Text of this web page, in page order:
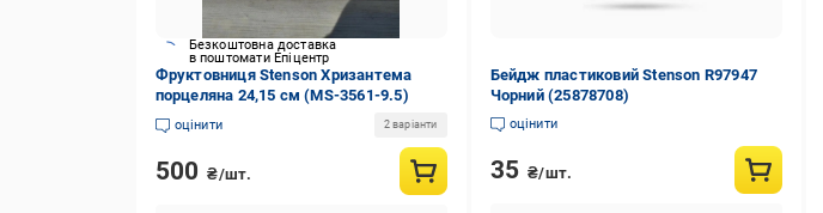
Безкоштовна доставка
в поштомати Епіцентр
Фруктовниця Stenson Хризантема
порцеляна 24,15 см (MS-3561-9.5)
оцінити 2 варіанти
500 ₴/шт.
Бейдж пластиковий Stenson R97947
Чорний (25878708)
оцінити
35 ₴/шт.